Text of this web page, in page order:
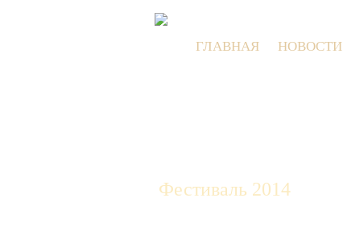
ГЛАВНАЯ НОВОСТИ
Фестиваль 2014